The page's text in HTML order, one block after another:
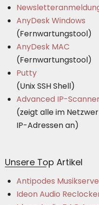
AnyDesk Windows
(Fernwartungstool)
AnyDesk MAC
(Fernwartungstool)
Putty
(Unix SSH Shell)
Advanced IP-
(zeigt alle im
IP-Adressen an)
Unsere Top Artikel
Antipodes
Ideon Audio